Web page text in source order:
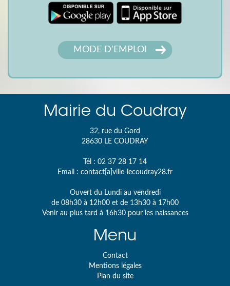
MODE D'EMPLOI
Mairie du Coudray
32, rue du Gord
28630 LE COUDRAY
Tél : 02 37 28 17 14
Email : contact[a]ville-lecoudray28.fr
Ouvert du Lundi au vendredi
de 08h30 à 12h00 et de 13h30 à 17h00
Venir au plus tard à 16h30 pour les naissances
Menu
Contact
Mentions légales
Plan du site